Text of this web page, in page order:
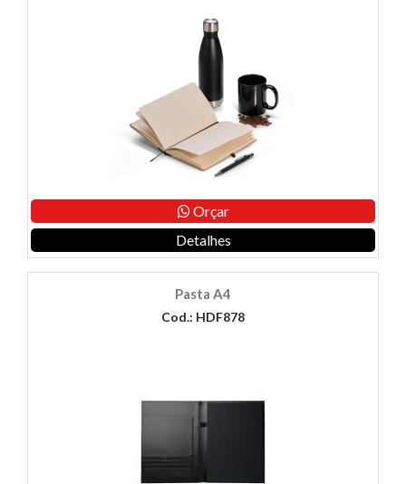
Orçar
Detalhes
Pasta A4
Cod.: HDF878